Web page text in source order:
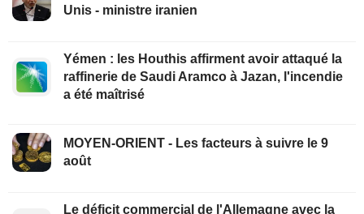
Unis - ministre iranien
Yémen : les Houthis affirment avoir attaqué la
raffinerie de Saudi Aramco à Jazan, l'incendie
a été maîtrisé
MOYEN-ORIENT - Les facteurs à suivre le 9
août
Le déficit commercial de l'Allemagne avec la